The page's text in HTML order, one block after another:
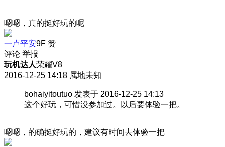
嗯嗯，真的挺好玩的呢
一卢平安9F 赞
评论 举报
玩机达人荣耀V8
2016-12-25 14:18 属地未知
bohaiyitoutuo 发表于 2016-12-25 14:13
这个好玩，可惜没参加过。以后要体验一把。
嗯嗯，的确挺好玩的，建议有时间去体验一把